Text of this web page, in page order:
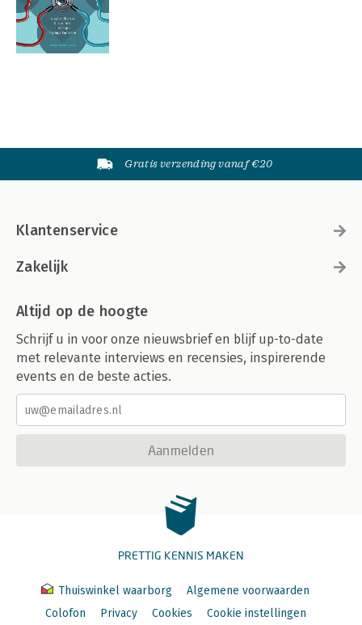
Gratis verzending vanaf €20
Klantenservice
Zakelijk
Altijd op de hoogte
Schrijf u in voor onze nieuwsbrief en blijf up-to-date
met relevante interviews en recensies, inspirerende
events en de beste acties.
Aanmelden
PRETTIG KENNIS MAKEN
Thuiswinkel waarborg
Algemene voorwaarden
Colofon
Privacy Cookies Cookie instellingen